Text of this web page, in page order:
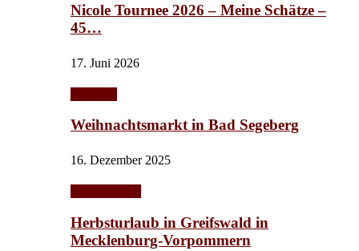
Nicole Tournee 2026 – Meine Schätze –
45…
17. Juni 2026
Weihnachtsmarkt in Bad Segeberg
16. Dezember 2025
Herbsturlaub in Greifswald in
Mecklenburg-Vorpommern